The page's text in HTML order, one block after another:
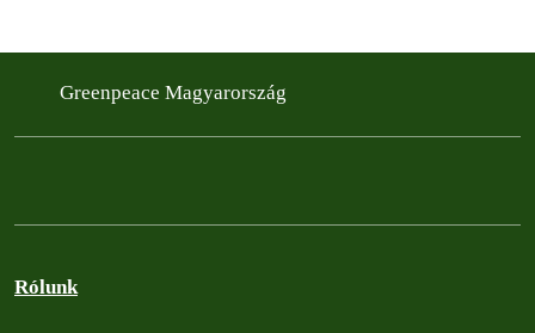
Greenpeace Magyarország
Rólunk